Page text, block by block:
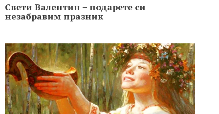
Свети Валентин – подарете си
незабравим празник